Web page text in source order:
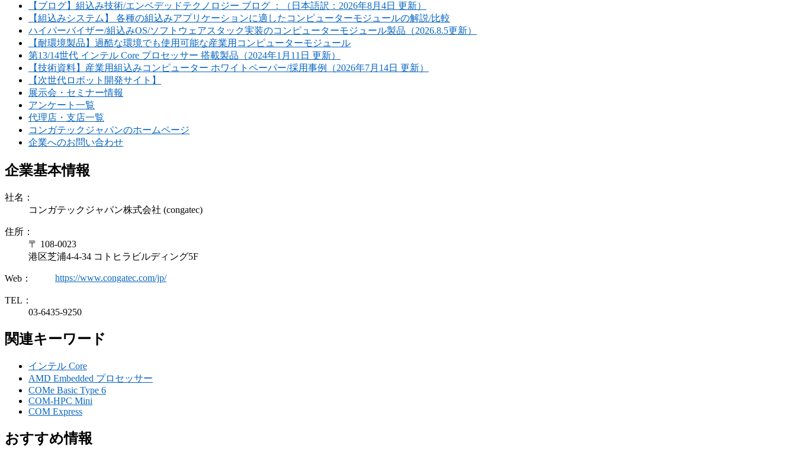
【ブログ】組込み技術/エンベデッドテクノロジー ブログ ：（日本語訳：2026年8月4日 更新）
【組込みシステム】 各種の組込みアプリケーションに適したコンピューターモジュールの解説/比較
ハイパーバイザー/組込みOS/ソフトウェアスタック実装のコンピューターモジュール製品（2026.8.5更新）
【耐環境製品】過酷な環境でも使用可能な産業用コンピューターモジュール
第13/14世代 インテル Core プロセッサー 搭載製品（2024年1月11日 更新）
【技術資料】産業用組込みコンピューター ホワイトペーパー/採用事例（2026年7月14日 更新）
【次世代ロボット開発サイト】
展示会・セミナー情報
アンケート一覧
代理店・支店一覧
コンガテックジャパンのホームページ
企業へのお問い合わせ
企業基本情報
社名：
コンガテックジャパン株式会社 (congatec)
住所：
〒 108-0023
港区芝浦4-4-34 コトヒラビルディング5F
Web： https://www.congatec.com/jp/
TEL：
03-6435-9250
関連キーワード
インテル Core
AMD Embedded プロセッサー
COMe Basic Type 6
COM-HPC Mini
COM Express
おすすめ情報